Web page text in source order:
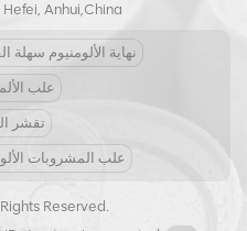
Anhui,China
نهاية الألومنيوم سهلة
علب
تقشر
علب المشروبات
Reserved.